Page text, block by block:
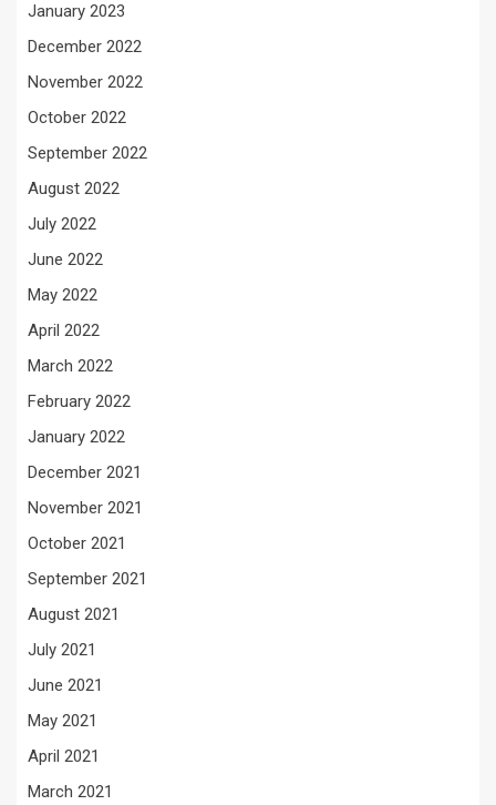
January 2023
December 2022
November 2022
October 2022
September 2022
August 2022
July 2022
June 2022
May 2022
April 2022
March 2022
February 2022
January 2022
December 2021
November 2021
October 2021
September 2021
August 2021
July 2021
June 2021
May 2021
April 2021
March 2021